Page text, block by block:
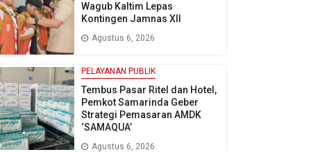
Wagub Kaltim Lepas
Kontingen Jamnas XII
Agustus 6, 2026
PELAYANAN PUBLIK
Tembus Pasar Ritel dan Hotel,
Pemkot Samarinda Geber
Strategi Pemasaran AMDK
‘SAMAQUA’
Agustus 6, 2026